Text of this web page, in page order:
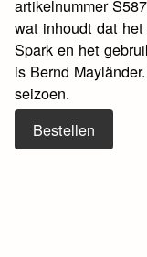
artikelnummer
wat inhoudt dat
Spark en het
is Bernd
seizoen.
Bestellen